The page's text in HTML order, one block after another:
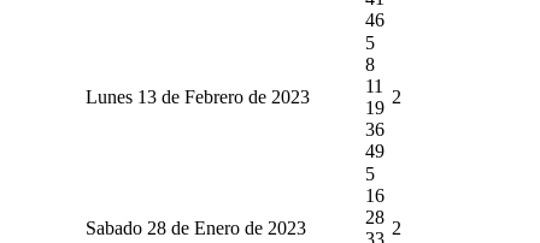
46
Lunes 13 de Febrero de 2023
5
8
11
19
36
49
2
Sabado 28 de Enero de 2023
5
16
28
33
2